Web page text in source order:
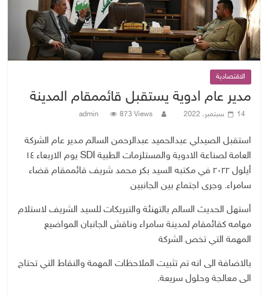
الاقتصادية
مدير عام ادوية يستقبل قائممقام المدينة
14 سبتمبر، 2022 admin 873 Views
استقبل الصيدلي عبدالحميد عبدالرحمن السالم مدير عام الشركة
العامة لصناعة الادوية والمستلزمات الطبية SDI يوم الاربعاء ١٤
أيلول ٢٠٢٢ في مكتبه السيد بكر محمد شريف قائممقام قضاء
سامراء. وجرى اجتماع بين الجانبين
أستهل الحديث السالم بالتهنئة والتبريكات للسيد الشريف لاستلام
مهامه كقائمقام لمدينة سامراء وناقش الجانبان المواضيع
المهمة التي تخص الشركة
بالاضافة الى انه تم تثبيت الملاحظات المهمة والنقاط التي تحتاج
الى معالجة وحلول سريعة.